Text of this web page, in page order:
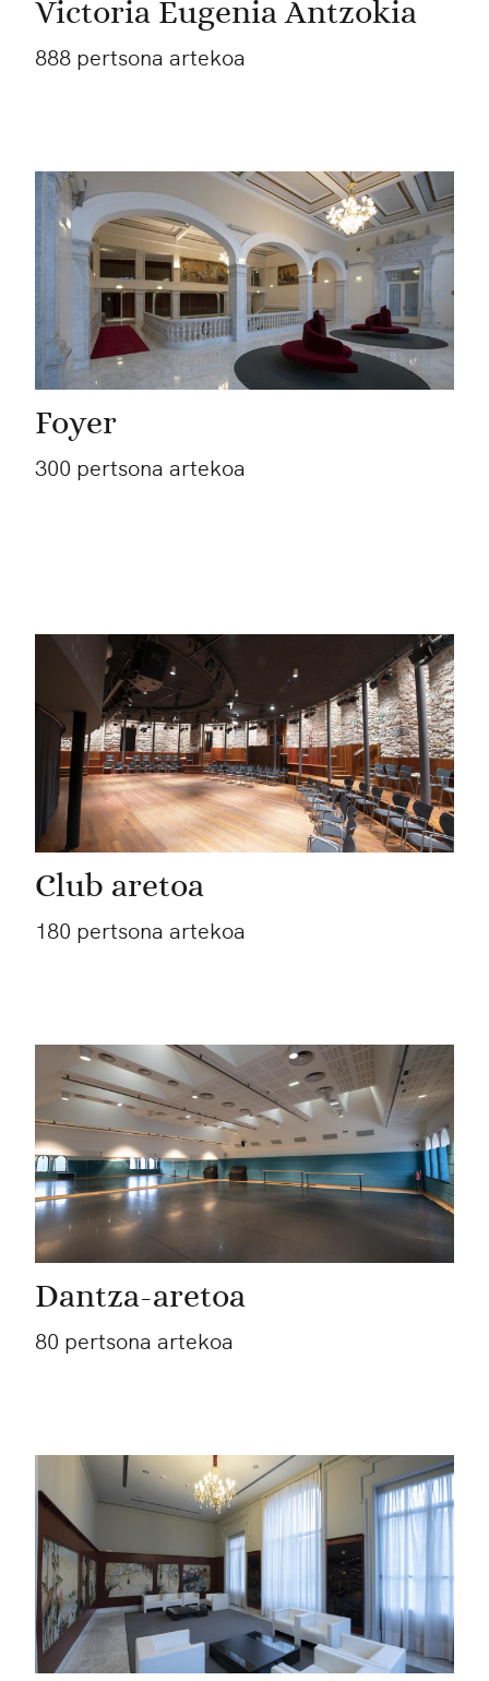
Victoria Eugenia Antzokia
888 pertsona artekoa
Foyer
300 pertsona artekoa
Club aretoa
180 pertsona artekoa
Dantza-aretoa
80 pertsona artekoa